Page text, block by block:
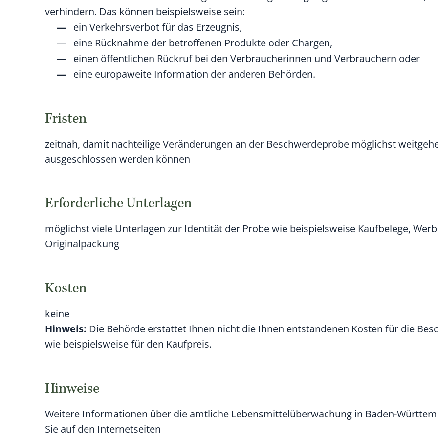
verhindern. Das können beispielsweise sein:
ein Verkehrsverbot für das Erzeugnis,
eine Rücknahme der betroffenen Produkte oder Chargen,
einen öffentlichen Rückruf bei den Verbraucherinnen und Verbrauchern oder
eine europaweite Information der anderen Behörden.
Fristen
zeitnah, damit nachteilige Veränderungen an der Beschwerdeprobe möglichst
ausgeschlossen werden können
Erforderliche Unterlagen
möglichst viele Unterlagen zur Identität der Probe wie beispielsweise Kaufbelege,
Originalpackung
Kosten
keine
Hinweis: Die Behörde erstattet Ihnen nicht die Ihnen entstandenen Kosten für die
wie beispielsweise für den Kaufpreis.
Hinweise
Weitere Informationen über die amtliche Lebensmittelüberwachung in Baden-
Sie auf den Internetseiten